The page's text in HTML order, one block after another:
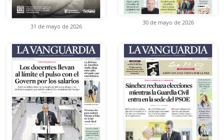
31 de mayo de 2026
30 de mayo de 2026